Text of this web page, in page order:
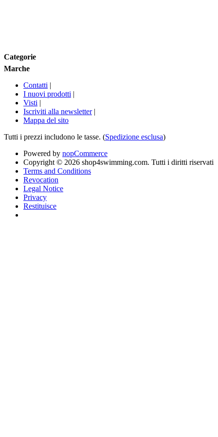
Categorie
Marche
Contatti |
I nuovi prodotti |
Visti |
Iscriviti alla newsletter |
Mappa del sito
Tutti i prezzi includono le tasse. (Spedizione esclusa)
Powered by nopCommerce
Copyright © 2026 shop4swimming.com. Tutti i diritti riservati
Terms and Conditions
Revocation
Legal Notice
Privacy
Restituisce